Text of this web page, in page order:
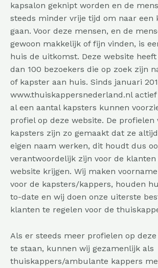
kapsalon geknipt worden en de
steeds minder vrije tijd om naar een
gaan. Voor deze mensen, en de
gewoon makkelijk of fijn vinden, is
huis de uitkomst. Deze website
dan 100 bezoekers die op zoek zijn
of kapster aan huis. Sinds januari
www.thuiskappersnederland.nlactief
al een aantal kapsters kunnen
profiel op deze website. De profielen
kapsters zijn zo gemaakt dat ze
eigen naam werken, dit houdt dus
verantwoordelijk zijn voor de klanten
website krijgen. Wij maken
voor de kapsters/kappers, houden
to-date en wij doen onze uiterste
klanten te regelen voor de
Als er steeds meer profielen op
te staan, kunnen wij gezamenlijk als
thuiskappers/ambulante kappers